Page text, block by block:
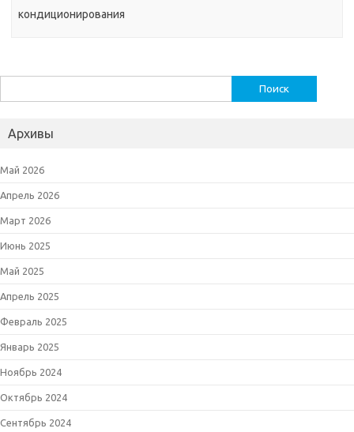
кондиционирования
Архивы
Май 2026
Апрель 2026
Март 2026
Июнь 2025
Май 2025
Апрель 2025
Февраль 2025
Январь 2025
Ноябрь 2024
Октябрь 2024
Сентябрь 2024